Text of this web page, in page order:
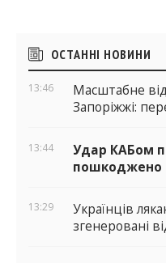
Бічні
віджети
ОСТАННІ НОВИНИ
13:46
Масштабне
Запоріжжі:
13:44
Удар КАБом
пошкоджено
13:29
Українців
згенеровані